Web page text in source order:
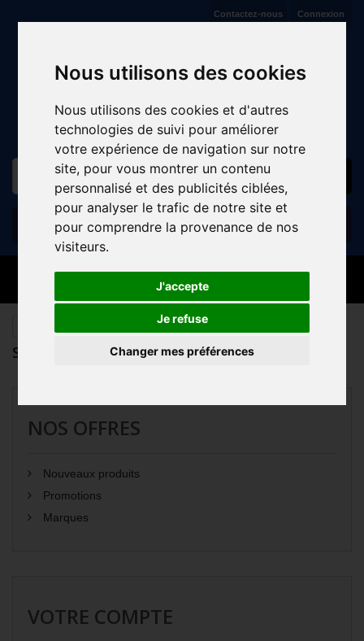
Nous utilisons des cookies
Nous utilisons des cookies et d'autres
technologies de suivi pour améliorer
votre expérience de navigation sur notre
site, pour vous montrer un contenu
personnalisé et des publicités ciblées,
pour analyser le trafic de notre site et
pour comprendre la provenance de nos
visiteurs.
J'accepte
Je refuse
Changer mes préférences
Connexion
Contactez-nous
Panier (vide)
MENU
SITEMAP
NOS OFFRES
Nouveaux produits
Promotions
Marques
VOTRE COMPTE